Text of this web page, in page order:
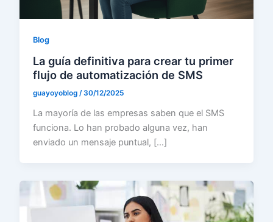
Blog
La guía definitiva para crear tu primer
flujo de automatización de SMS
guayoyoblog/30/12/2025
La mayoría de las empresas saben que el SMS
funciona. Lo han probado alguna vez, han
enviado un mensaje puntual, […]